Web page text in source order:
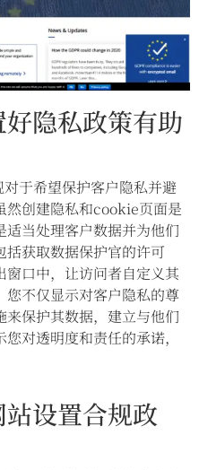
隐私政策有助
于希望保护客户隐私并避
然创建隐私和cookie页面是
当处理客户数据并为他们
获取数据保护官的许可
窗口中，让访问者自定义其
不仅显示对客户隐私的尊
保护其数据，建立与他们
对透明度和责任的承诺，
设置合规政